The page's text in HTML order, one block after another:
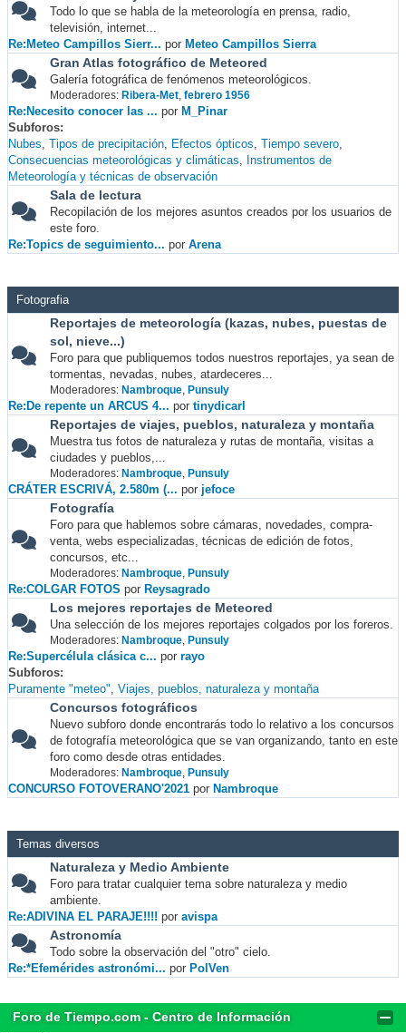
Todo lo que se habla de la meteorología en prensa, radio,
televisión, internet...
Re:Meteo Campillos Sierr... por Meteo Campillos Sierra
Gran Atlas fotográfico de Meteored
Galería fotográfica de fenómenos meteorológicos.
Moderadores: Ribera-Met, febrero 1956
Re:Necesito conocer las ... por M_Pinar
Subforos
Nubes Tipos de precipitación Efectos ópticos Tiempo severo
Consecuencias meteorológicas y climáticas
Instrumentos de
Meteorología y técnicas de observación
Sala de lectura
Recopilación de los mejores asuntos creados por los usuarios de
este foro.
Re:Topics de seguimiento... por Arena
Fotografia
Reportajes de meteorología (kazas, nubes, puestas de
sol, nieve...)
Foro para que publiquemos todos nuestros reportajes, ya sean de
tormentas, nevadas, nubes, atardeceres...
Moderadores: Nambroque, Punsuly
Re:De repente un ARCUS 4... por tinydicarl
Reportajes de viajes, pueblos, naturaleza y montaña
Muestra tus fotos de naturaleza y rutas de montaña, visitas a
ciudades y pueblos,...
Moderadores: Nambroque, Punsuly
CRÁTER ESCRIVÁ, 2.580m (... por jefoce
Fotografía
Foro para que hablemos sobre cámaras, novedades, compra-
venta, webs especializadas, técnicas de edición de fotos,
concursos, etc...
Moderadores: Nambroque, Punsuly
Re:COLGAR FOTOS por Reysagrado
Los mejores reportajes de Meteored
Una selección de los mejores reportajes colgados por los foreros.
Moderadores: Nambroque, Punsuly
Re:Supercélula clásica c... por rayo
Subforos
Puramente "meteo" Viajes, pueblos, naturaleza y montaña
Concursos fotográficos
Nuevo subforo donde encontrarás todo lo relativo a los concursos
de fotografía meteorológica que se van organizando, tanto en este
foro como desde otras entidades.
Moderadores: Nambroque, Punsuly
CONCURSO FOTOVERANO'2021 por Nambroque
Temas diversos
Naturaleza y Medio Ambiente
Foro para tratar cualquier tema sobre naturaleza y medio
ambiente.
Re:ADIVINA EL PARAJE!!!! por avispa
Astronomía
Todo sobre la observación del "otro" cielo.
Re:*Efemérides astronómi... por PolVen
Foro de Tiempo.com - Centro de Información